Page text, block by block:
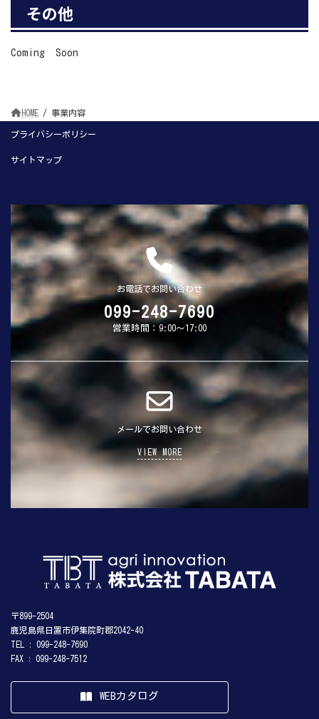
その他
Coming Soon
HOME 事業内容
プライバシーポリシー
サイトマップ
お電話でお問い合わせ
099-248-7690
営業時間：9:00～17:00
メールでお問い合わせ
VIEW MORE
〒899-2504
鹿児島県日置市伊集院町郡2042-40
TEL : 099-248-7690
FAX : 099-248-7512
WEBカタログ